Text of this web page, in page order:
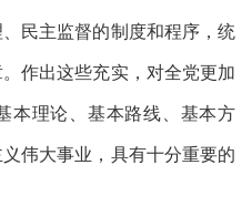
民主监督的制度和程序，统
作出这些充实，对全党更加
本理论、基本路线、基本方
伟大事业，具有十分重要的